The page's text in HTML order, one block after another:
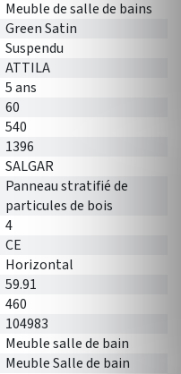
Meuble de salle de bains
Green Satin
Suspendu
ATTILA
5 ans
60
540
1396
SALGAR
Panneau stratifié de
particules de bois
4
CE
Horizontal
59.91
460
104983
Meuble salle de bain
Meuble Salle de bain